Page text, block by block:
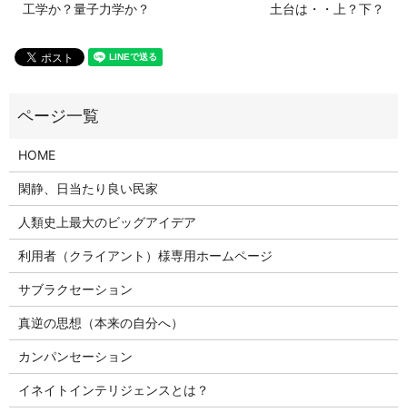
工学か？量子力学か？ 土台は・・上？下？
HOME
閑静、日当たり良い民家
人類史上最大のビッグアイデア
利用者（クライアント）様専用ホームページ
サブラクセーション
真逆の思想（本来の自分へ）
カンパンセーション
イネイトインテリジェンスとは？